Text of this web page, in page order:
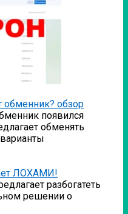
обзор
появился
обменять
ЛОХАМИ!
разбогатеть
решении о